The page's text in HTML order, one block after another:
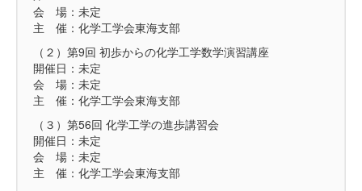
会 場：未定
主 催：化学工学会東海支部
（２）第9回 初歩からの化学工学数学演習講座
開催日：未定
会 場：未定
主 催：化学工学会東海支部
（３）第56回 化学工学の進歩講習会
開催日：未定
会 場：未定
主 催：化学工学会東海支部